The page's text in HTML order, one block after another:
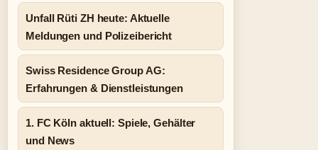
Unfall Rüti ZH heute: Aktuelle
Meldungen und Polizeibericht
Swiss Residence Group AG:
Erfahrungen & Dienstleistungen
1. FC Köln aktuell: Spiele, Gehälter
und News